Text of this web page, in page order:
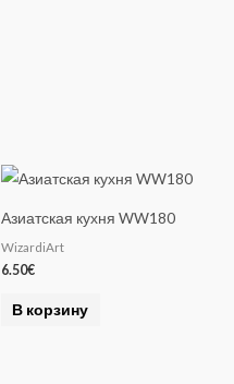
Азиатская кухня WW180
WizardiArt
6.50€
В корзину